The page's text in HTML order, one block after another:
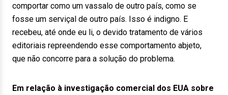
comportar como um vassalo de outro país, como se
fosse um serviçal de outro país. Isso é indigno. E
recebeu, até onde eu li, o devido tratamento de vários
editoriais repreendendo esse comportamento abjeto,
que não concorre para a solução do problema.
Em relação à investigação comercial dos EUA sobre